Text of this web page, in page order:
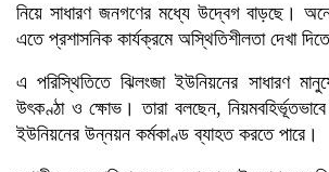
নিয়ে সাধারণ জনগণের মধ্যে উদ্বেগ বাড়ছে।
এতে প্রশাসনিক কার্যক্রমে অস্থিতিশীলতা দেখা
এ পরিস্থিতিতে ঝিলংজা ইউনিয়নের সাধারণ
উৎকণ্ঠা ও ক্ষোভ। তারা বলছেন,
ইউনিয়নের উন্নয়ন কর্মকাণ্ড ব্যাহত করতে পারে।